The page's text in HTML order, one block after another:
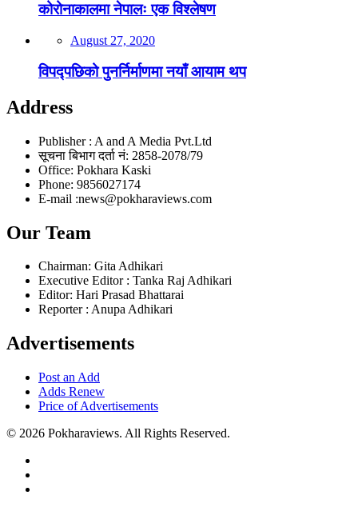
कोरोनाकालमा नेपालः एक विश्लेषण
August 27, 2020
विपद्पछिको पुनर्निर्माणमा नयाँ आयाम थप
Address
Publisher : A and A Media Pvt.Ltd
सूचना बिभाग दर्ता नं: 2858-2078/79
Office: Pokhara Kaski
Phone: 9856027174
E-mail :news@pokharaviews.com
Our Team
Chairman: Gita Adhikari
Executive Editor : Tanka Raj Adhikari
Editor: Hari Prasad Bhattarai
Reporter : Anupa Adhikari
Advertisements
Post an Add
Adds Renew
Price of Advertisements
© 2026 Pokharaviews. All Rights Reserved.